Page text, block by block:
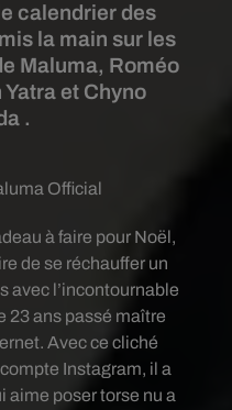
calendrier des
la main sur les
Maluma, Roméo
et Chyno
.
Official
à faire pour Noël,
de se réchauffer un
avec l’incontournable
23 ans passé maître
Avec ce cliché
Instagram, il a
aime poser torse nu a